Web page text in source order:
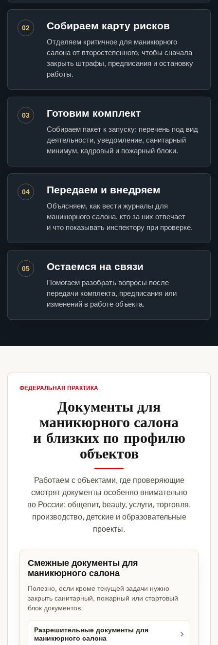
02 Собираем карту рисков
Отделяем критичное для маникюрного
салона от второстепенного, чтобы сначала
закрыть штрафы, предписания и остановку
работы.
03 Готовим комплект
Собираем пакет к запуску: перечень под вид
деятельности, уведомление, санитарный
минимум, кадровый и пожарный блоки.
04 Передаем и внедряем
Объясняем, как вести журналы для
маникюрного салона, кто за них отвечает
и что показывать инспектору при проверке.
05 Остаемся на связи
Помогаем разобрать вопросы после
передачи комплекта, предписания или
изменений в работе объекта.
ФЕДЕРАЛЬНАЯ ПРАКТИКА
Документы для
маникюрного салона
и близких по профилю
объектов
Работаем с объектами, где проверяющие
смотрят документы особенно внимательно
по России: общепит, beauty, услуги, торговля,
производство, детские и образовательные
проекты.
Смежные документы для
маникюрного салона
Полезно, если кроме текущей задачи нужно
закрыть санитарный, пожарный или стартовый
блок документов.
Разрешительные документы для
маникюрного салона